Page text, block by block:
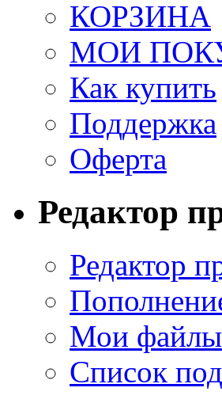
КОРЗИНА
МОИ
Как купить
Поддержка
Оферта
Редактор
Редактор
Мои файлы
Список